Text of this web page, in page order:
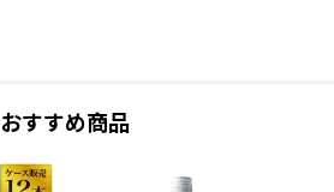
おすすめ商品